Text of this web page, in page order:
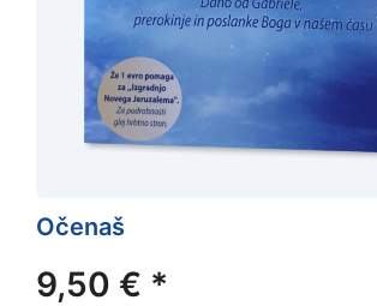
Očenaš
9,50 € *